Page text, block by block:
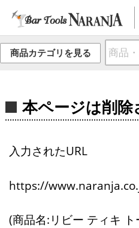
商品カテゴリを見る
本ページは削除
入力されたURL
https://
(商品名:リビー ティキ